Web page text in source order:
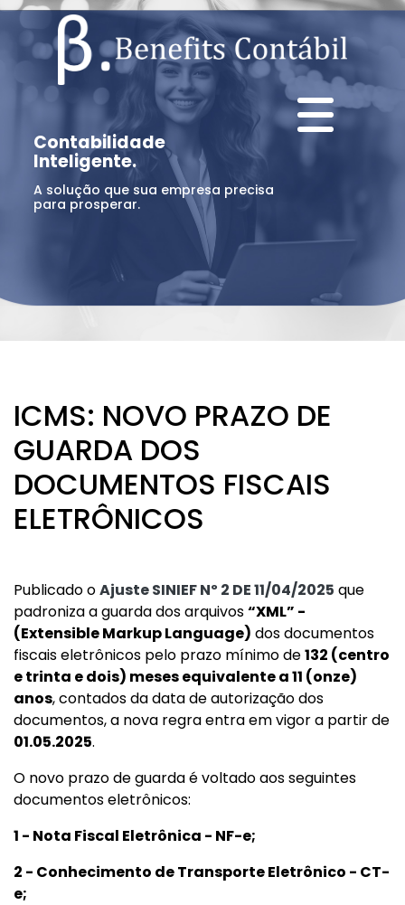
Contabilidade
Inteligente.
A solução que sua empresa precisa
para prosperar.
ICMS: NOVO PRAZO DE
GUARDA DOS
DOCUMENTOS FISCAIS
ELETRÔNICOS
Publicado oAjuste SINIEF Nº 2 DE 11/04/2025 que
padroniza a guarda dos arquivos“XML” -
(Extensible Markup Language) dos documentos
fiscais eletrônicos pelo prazo mínimo de132 (centro
e trinta e dois) meses equivalente a 11 (onze)
anos, contados da data de autorização dos
documentos, a nova regra entra em vigor a partir de
01.05.2025.
O novo prazo de guarda é voltado aos seguintes
documentos eletrônicos:
1 - Nota Fiscal Eletrônica - NF-e;
2 - Conhecimento de Transporte Eletrônico - CT-
e;